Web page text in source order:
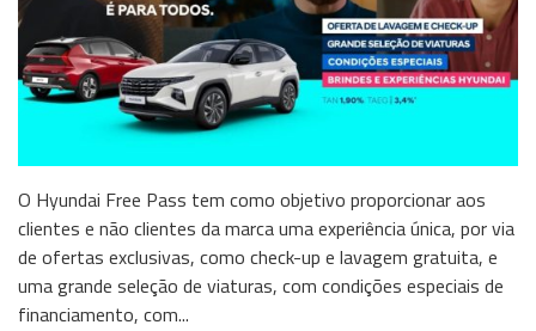
O Hyundai Free Pass tem como objetivo proporcionar aos
clientes e não clientes da marca uma experiência única, por via
de ofertas exclusivas, como check-up e lavagem gratuita, e
uma grande seleção de viaturas, com condições especiais de
financiamento, com...